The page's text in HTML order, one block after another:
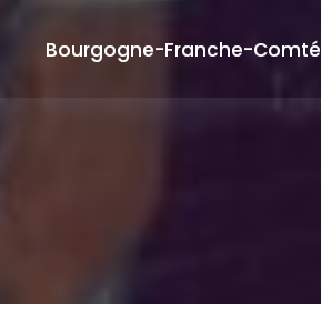
Bourgogne-Franche-Comté